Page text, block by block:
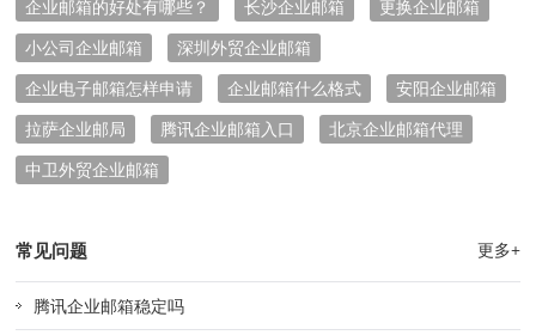
企业邮箱的好处有哪些？
长沙企业邮箱
更换企业邮箱
小公司企业邮箱
深圳外贸企业邮箱
企业电子邮箱怎样申请
企业邮箱什么格式
安阳企业邮箱
拉萨企业邮局
腾讯企业邮箱入口
北京企业邮箱代理
中卫外贸企业邮箱
常见问题 更多+
腾讯企业邮箱稳定吗